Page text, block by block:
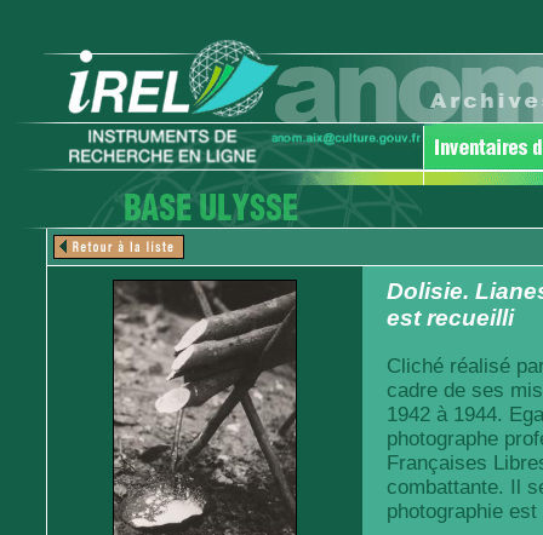
Dolisie.
est recueilli
Cliché réalisé
cadre de ses
1942 à 1944.
photographe
Françaises
combattante. Il
photographie